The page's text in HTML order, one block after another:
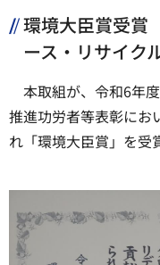
環境大臣賞受賞
ース・リサイク
本取組が、令和6年
推進功労者等表彰にお
れ「環境大臣賞」を受